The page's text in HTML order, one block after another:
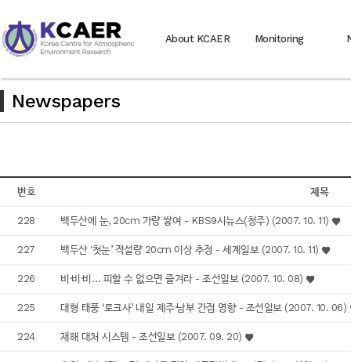
About KCAER Monitoring
Newspapers
번호 제목
228 백두산에 눈, 20cm 가량 쌓여 - KBS9시뉴스(청주) (2007. 10. 11)
227 백두산 ‘첫눈’ 적설량 20cm 이상 추정 - 세계일보 (2007. 10. 11)
226 비·비·비… 피할 수 없으면 즐겨라 - 조선일보 (2007. 10. 08)
225 대형 태풍 ‘로크사’ 내일 제주·남부 간접 영향 - 조선일보 (2007. 10. 06)
224 재해 대처 시스템 - 조선일보 (2007. 09. 20)